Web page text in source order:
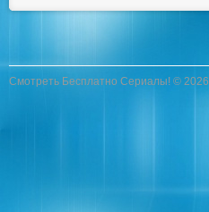
Смотреть Бесплатно Сериалы! © 2026